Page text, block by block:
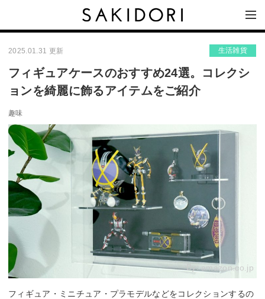
2025.01.31 更新 生活雑貨
フィギュアケースのおすすめ24選。コレクシ
ョンを綺麗に飾るアイテムをご紹介
趣味
By:amazon.co.jp
フィギュア・ミニチュア・プラモデルなどをコレクションするの